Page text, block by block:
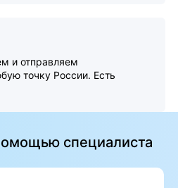
и отправляем
точку России. Есть
специалиста